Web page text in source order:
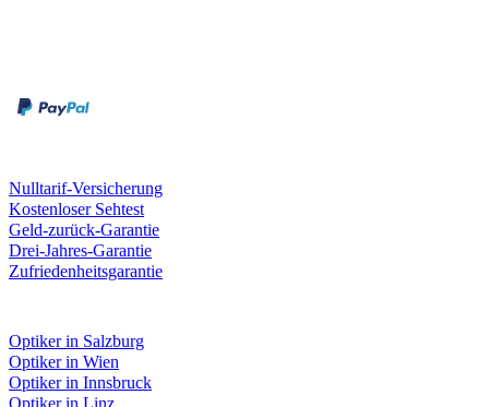
Nulltarif-Versicherung
Kostenloser Sehtest
Geld-zurück-Garantie
Drei-Jahres-Garantie
Zufriedenheitsgarantie
Optiker in Salzburg
Optiker in Wien
Optiker in Innsbruck
Optiker in Linz